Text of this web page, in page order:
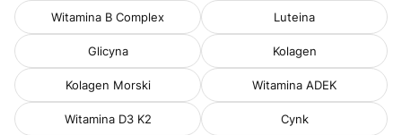
Witamina B Complex Luteina
Glicyna Kolagen
Kolagen Morski Witamina ADEK
Witamina D3 K2 Cynk